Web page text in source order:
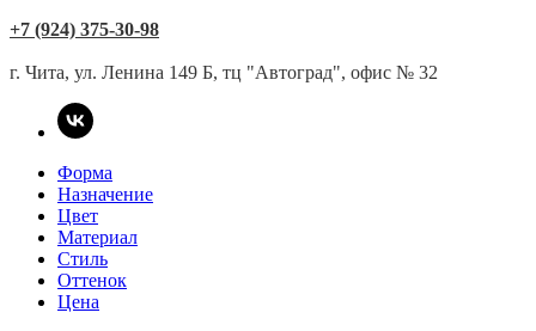
+7 (924) 375-30-98
г. Чита, ул. Ленина 149 Б, тц "Автоград", офис № 32
Форма
Назначение
Цвет
Материал
Стиль
Оттенок
Цена